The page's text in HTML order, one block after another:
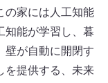
の家には人工知能
知能が学習し、暮
壁が自動に開閉す
を提供する、未来